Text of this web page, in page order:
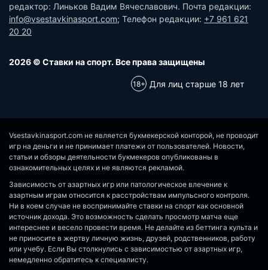
редактор: Линьков Вадим Вячеславович. Почта редакции:
info@vsestavkinasport.com; Телефон редакции: +7 961 621
20 20
2026 © Ставки на спорт. Все права защищены
Для лиц старше 18 лет
Vsestavkinasport.com не является букмекерской конторой, не проводит
игр на деньги и не принимает платежи от пользователей. Новости,
статьи и обзоры деятельности букмекеров опубликованы в
ознакомительных целях и не являются рекламой.
Зависимость от азартных игр или патологическое влечение к
азартным играм относится к расстройствам импульсного контроля.
Ни в коем случае не воспринимайте ставки на спорт как основной
источник дохода. Это возможность сделать просмотр матча еще
интереснее и весело провести время. Не делайте из беттинга культа и
не приносите в жертву личную жизнь, друзей, родственников, работу
или учебу. Если Вы столкнулись с зависимостью от азартных игр,
немедленно обратитесь к специалисту.